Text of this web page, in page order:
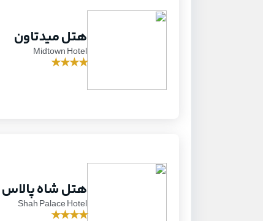
هتل میدتاون
Midtown Hotel
★
★
★
★
هتل شاه پالاس
Shah Palace Hotel
★
★
★
★